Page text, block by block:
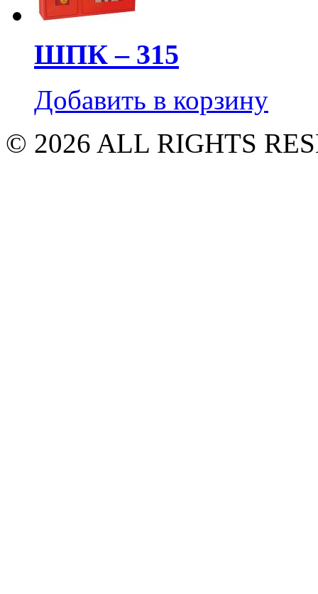
ШПК – 315
Добавить в корзину
© 2026 ALL RIGHTS